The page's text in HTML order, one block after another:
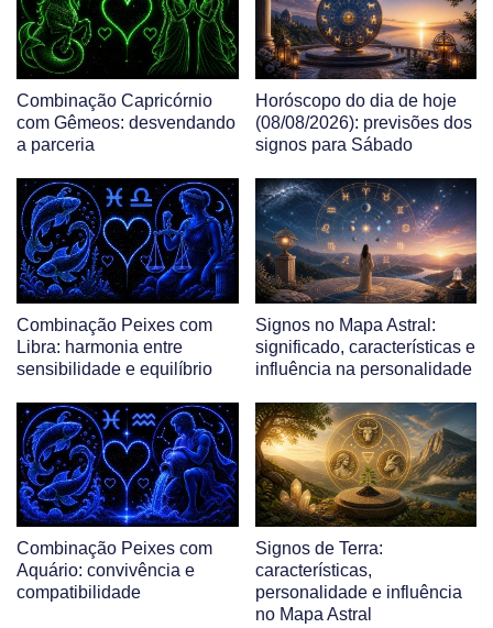
Combinação Capricórnio
com Gêmeos: desvendando
a parceria
Horóscopo do dia de hoje
(08/08/2026): previsões dos
signos para Sábado
Combinação Peixes com
Libra: harmonia entre
sensibilidade e equilíbrio
Signos no Mapa Astral:
significado, características e
influência na personalidade
Combinação Peixes com
Aquário: convivência e
compatibilidade
Signos de Terra:
características,
personalidade e influência
no Mapa Astral